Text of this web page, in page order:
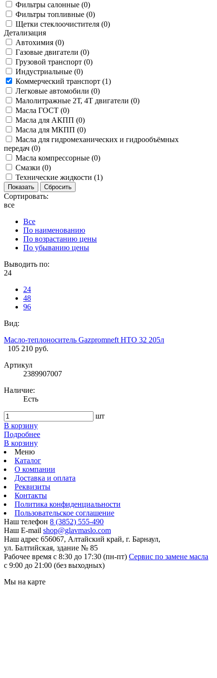
Фильтры салонные (0)
Фильтры топливные (0)
Щетки стеклоочистителя (0)
Детализация
Автохимия (0)
Газовые двигатели (0)
Грузовой транспорт (0)
Индустриальные (0)
Коммерческий транспорт (1)
Легковые автомобили (0)
Малолитражные 2Т, 4Т двигатели (0)
Масла ГОСТ (0)
Масла для АКПП (0)
Масла для МКПП (0)
Масла для гидромеханических и гидрообъёмных
передач (0)
Масла компрессорные (0)
Смазки (0)
Технические жидкости (1)
Сортировать:
все
Все
По наименованию
По возрастанию цены
По убыванию цены
Выводить по:
24
24
48
96
Вид:
Масло-теплоноситель Gazpromneft HTO 32 205л
105 210 руб.
Артикул
2389907007
Наличие:
Есть
шт
В корзину
Подробнее
В корзину
Меню
Каталог
О компании
Доставка и оплата
Реквизиты
Контакты
Политика конфиденциальности
Пользовательское соглашение
Наш телефон 8 (3852) 555-490
Наш E-mail shop@glavmaslo.com
Наш адрес 656067, Алтайский край, г. Барнаул,
ул. Балтийская, здание № 85
Рабочее время с 8:30 до 17:30 (пн-пт) Сервис по замене масла
с 9:00 до 21:00 (без выходных)
Мы на карте